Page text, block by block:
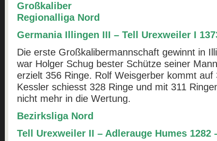
Großkaliber
Regionalliga Nord
Germania Illingen III – Tell Urexweiler I
Die erste Großkalibermannschaft gewinnt in
war Holger Schug bester Schütze seiner
erzielt 356 Ringe. Rolf Weisgerber kommt auf
Kessler schiesst 328 Ringe und mit 311
nicht mehr in die Wertung.
Bezirksliga Nord
Tell Urexweiler II – Adlerauge Humes 1282